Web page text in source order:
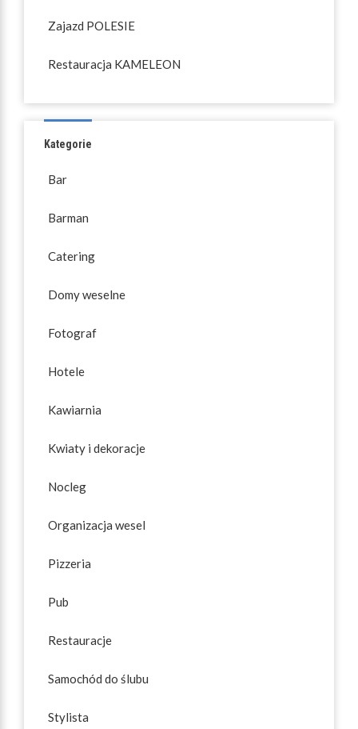
Zajazd POLESIE
Restauracja KAMELEON
Kategorie
Bar
Barman
Catering
Domy weselne
Fotograf
Hotele
Kawiarnia
Kwiaty i dekoracje
Nocleg
Organizacja wesel
Pizzeria
Pub
Restauracje
Samochód do ślubu
Stylista